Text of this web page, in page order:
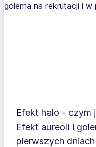
Efekt halo - czym
Efekt aureoli i
pierwszych